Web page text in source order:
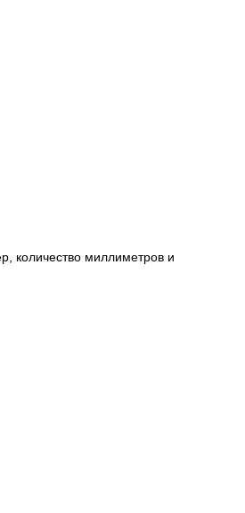
количество миллиметров и